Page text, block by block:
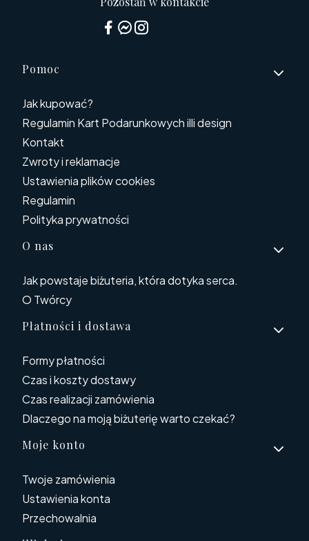
Linki w stopce
Pomoc
Jak kupować?
Regulamin Kart Podarunkowych illi design
Kontakt
Zwroty i reklamacje
Ustawienia plików cookies
Regulamin
Polityka prywatności
O nas
Jak powstaje biżuteria, która dotyka serca.
O Twórcy
Płatności i dostawa
Formy płatności
Czas i koszty dostawy
Czas realizacji zamówienia
Dlaczego na moją biżuterię warto czekać?
Moje konto
Twoje zamówienia
Ustawienia konta
Przechowalnia